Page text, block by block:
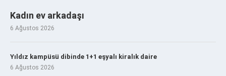
Kadın ev arkadaşı
6 Ağustos 2026
Yıldız kampüsü dibinde 1+1 eşyalı kiralık daire
6 Ağustos 2026